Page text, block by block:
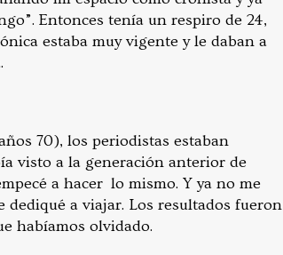
Entonces tenía un respiro de 24,
estaba muy vigente y le daban a
70), los periodistas estaban
visto a la generación anterior de
a hacer lo mismo. Y ya no me
dediqué a viajar. Los resultados fueron
habíamos olvidado.